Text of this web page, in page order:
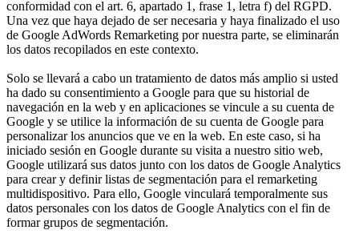
conformidad con el art. 6, apartado 1, frase 1, letra f) del RGPD.
Una vez que haya dejado de ser necesaria y haya finalizado el uso
de Google AdWords Remarketing por nuestra parte, se eliminarán
los datos recopilados en este contexto.
Solo se llevará a cabo un tratamiento de datos más amplio si usted
ha dado su consentimiento a Google para que su historial de
navegación en la web y en aplicaciones se vincule a su cuenta de
Google y se utilice la información de su cuenta de Google para
personalizar los anuncios que ve en la web. En este caso, si ha
iniciado sesión en Google durante su visita a nuestro sitio web,
Google utilizará sus datos junto con los datos de Google Analytics
para crear y definir listas de segmentación para el remarketing
multidispositivo. Para ello, Google vinculará temporalmente sus
datos personales con los datos de Google Analytics con el fin de
formar grupos de segmentación.